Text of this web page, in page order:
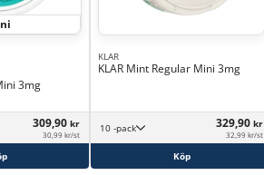
3mg
309,90 kr
30,99 kr/st
KLAR
KLAR Mint Regular Mini 3mg
10 -pack 329,90 kr
32,99 kr/st
Köp